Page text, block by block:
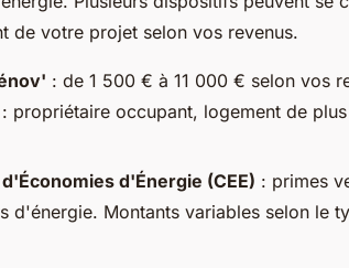
de votre projet selon vos revenus.
: de 1 500 € à 11 000 € selon vos
propriétaire occupant, logement de
d'Énergie (CEE) : primes
d'énergie. Montants variables selon le